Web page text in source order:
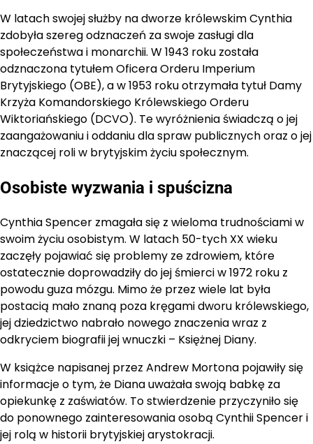
W latach swojej służby na dworze królewskim Cynthia
zdobyła szereg odznaczeń za swoje zasługi dla
społeczeństwa i monarchii. W 1943 roku została
odznaczona tytułem Oficera Orderu Imperium
Brytyjskiego (OBE), a w 1953 roku otrzymała tytuł Damy
Krzyża Komandorskiego Królewskiego Orderu
Wiktoriańskiego (DCVO). Te wyróżnienia świadczą o jej
zaangażowaniu i oddaniu dla spraw publicznych oraz o jej
znaczącej roli w brytyjskim życiu społecznym.
Osobiste wyzwania i spuścizna
Cynthia Spencer zmagała się z wieloma trudnościami w
swoim życiu osobistym. W latach 50-tych XX wieku
zaczęły pojawiać się problemy ze zdrowiem, które
ostatecznie doprowadziły do jej śmierci w 1972 roku z
powodu guza mózgu. Mimo że przez wiele lat była
postacią mało znaną poza kręgami dworu królewskiego,
jej dziedzictwo nabrało nowego znaczenia wraz z
odkryciem biografii jej wnuczki – Księżnej Diany.
W książce napisanej przez Andrew Mortona pojawiły się
informacje o tym, że Diana uważała swoją babkę za
opiekunkę z zaświatów. To stwierdzenie przyczyniło się
do ponownego zainteresowania osobą Cynthii Spencer i
jej rolą w historii brytyjskiej arystokracji.